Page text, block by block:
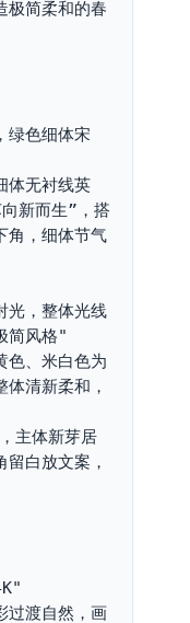
简柔和的春
色细体宋
无衬线英
新而生”，搭
角，细体节气
，整体光线
简风格"
、米白色为
清新柔和，
主体新芽居
白放文案，
渡自然，画